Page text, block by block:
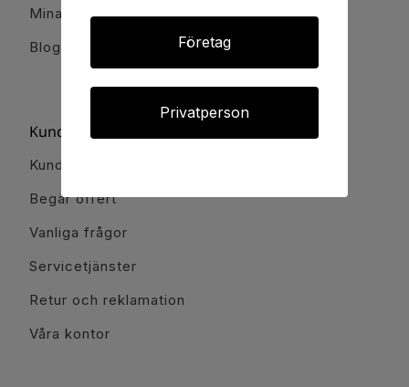
Mina favoriter
Blogg och guider
Kundservice
Kundservice
Begär offert
Vanliga frågor
Servicetjänster
Retur och reklamation
Våra kontor
Företag
Privatperson